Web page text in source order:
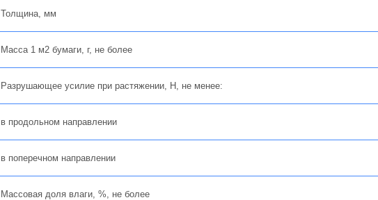
Толщина, мм
Масса 1 м2 бумаги, г, не более
Разрушающее усилие при растяжении, Н, не менее:
в продольном направлении
в поперечном направлении
Массовая доля влаги, %, не более